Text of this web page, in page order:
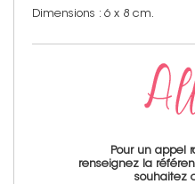
Dimensions : 6 x 8 cm.
Pour un appel
renseignez la
souhaitez